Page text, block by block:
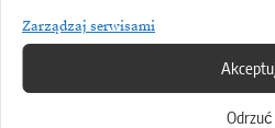
Zarządzaj serwisami
Odrzuć